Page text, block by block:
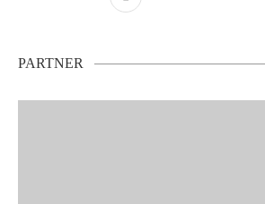
PARTNER